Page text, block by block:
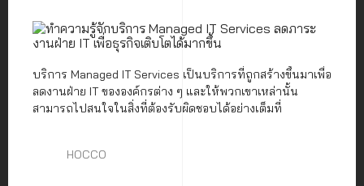
บริการ Managed IT Services เป็นบริการที่ถูกสร้างขึ้นมาเพื่อ
ลดงานฝ่าย IT ขององค์กรต่าง ๆ และให้พวกเขาเหล่านั้น
สามารถไปสนใจในสิ่งที่ต้องรับผิดชอบได้อย่างเต็มที่
HOCCO